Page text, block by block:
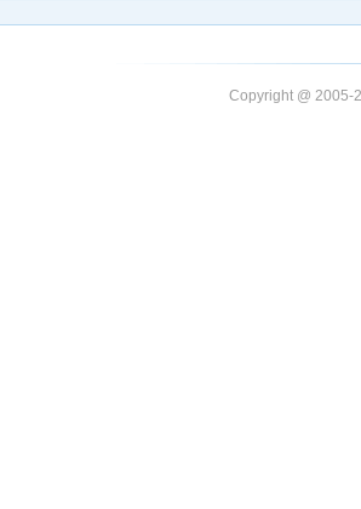
Copyright @